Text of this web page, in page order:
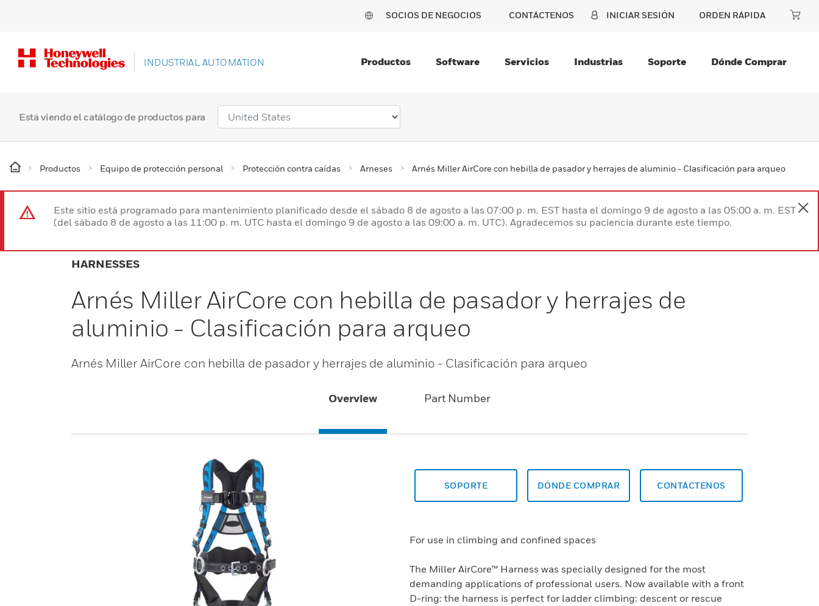
SOCIOS DE NEGOCIOS CONTÁCTENOS INICIAR SESIÓN ORDEN RÁPIDA
INDUSTRIAL AUTOMATION Productos Software Servicios Industrias Soporte Dónde Comprar
Está viendo el catálogo de productos para
Productos Equipo de protección personal Protección contra caídas Arneses Arnés Miller AirCore con hebilla de pasador y herrajes de aluminio - Clasificación para arqueo
Este sitio está programado para mantenimiento planificado desde el sábado 8 de agosto a las 07:00 p. m. EST hasta el domingo 9 de agosto a las 05:00 a. m. EST
(del sábado 8 de agosto a las 11:00 p. m. UTC hasta el domingo 9 de agosto a las 09:00 a. m. UTC). Agradecemos su paciencia durante este tiempo.
HARNESSES
Arnés Miller AirCore con hebilla de pasador y herrajes de
aluminio - Clasificación para arqueo
Arnés Miller AirCore con hebilla de pasador y herrajes de aluminio - Clasificación para arqueo
Overview Part Number
SOPORTE DÓNDE COMPRAR CONTÁCTENOS
For use in climbing and confined spaces
The Miller AirCore™ Harness was specially designed for the most
demanding applications of professional users. Now available with a front
D-ring: the harness is perfect for ladder climbing: descent or rescue